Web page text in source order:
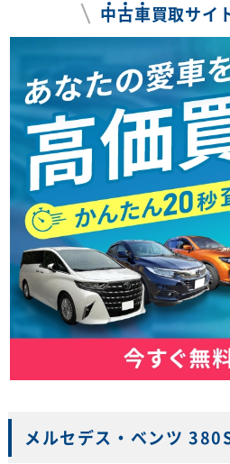
中古車買取サイ
メルセデス・ベンツ